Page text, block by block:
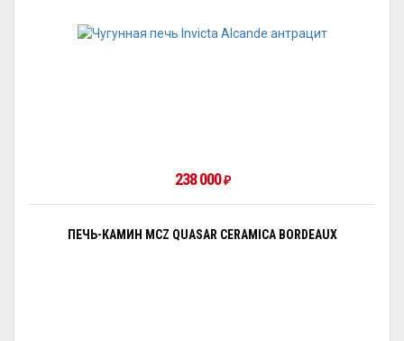
238 000₽
ПЕЧЬ-КАМИН MCZ QUASAR CERAMICA BORDEAUX